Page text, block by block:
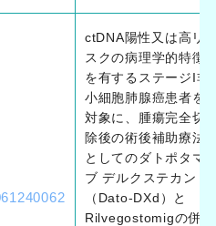
ctDNA陽性又は高リ
スクの病理学的特徴
を有するステージI非
小細胞肺腺癌患者を
対象に、腫瘍完全切
除後の術後補助療法
としてのダトポタマ
ブ デルクステカン
（Dato-DXd）と
Rilvegostomigの併用